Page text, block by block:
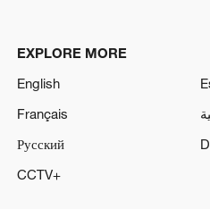
EXPLORE MORE
English
Français
Русский
CCTV+